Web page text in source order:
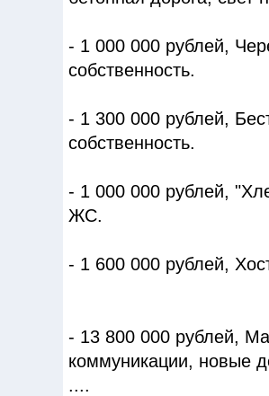
- 1 000 000 рублей,
собственность.
- 1 300 000 рублей,
собственность.
- 1 000 000 рублей,
ЖС.
- 1 600 000 рублей,
- 13 800 000 рублей,
коммуникации, новые
....